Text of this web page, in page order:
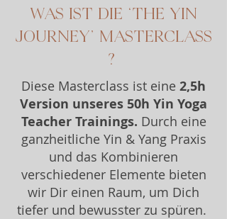
WAS IST DIE ‘THE YIN
JOURNEY’ MASTERCLASS
?
Diese Masterclass ist eine 2,5h
Version unseres 50h Yin Yoga
Teacher Trainings. Durch eine
ganzheitliche Yin & Yang Praxis
und das Kombinieren
verschiedener Elemente bieten
wir Dir einen Raum, um Dich
tiefer und bewusster zu spüren.